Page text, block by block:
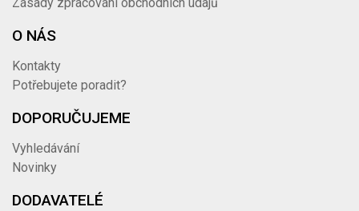
O NÁS
Kontakty
Potřebujete poradit?
DOPORUČUJEME
Vyhledávání
Novinky
DODAVATELÉ